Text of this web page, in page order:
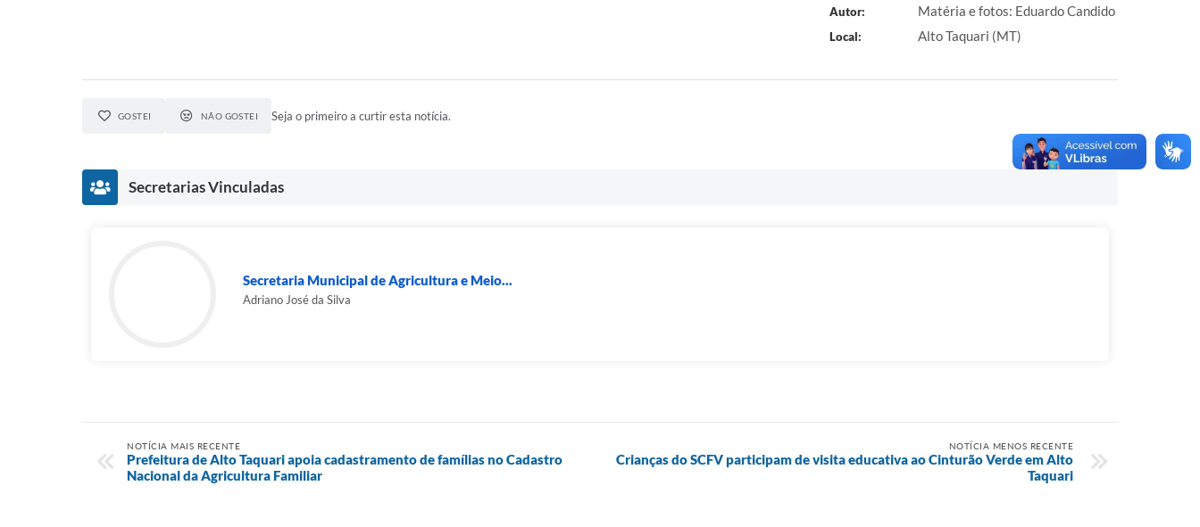
Autor: Matéria e fotos: Eduardo Candido
Local: Alto Taquari (MT)
GOSTEI NÃO GOSTEI Seja o primeiro a curtir esta notícia.
Secretarias Vinculadas
Secretaria Municipal de Agricultura e Meio...
Adriano José da Silva
NOTÍCIA MAIS RECENTE
Prefeitura de Alto Taquari apoia cadastramento de famílias no Cadastro
Nacional da Agricultura Familiar
NOTÍCIA MENOS RECENTE
Crianças do SCFV participam de visita educativa ao Cinturão Verde em Alto
Taquari